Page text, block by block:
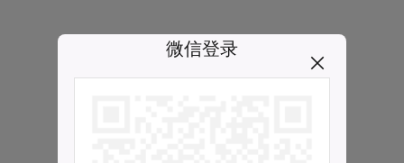
微信登录